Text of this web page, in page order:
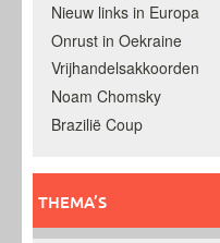
Nieuw links in Europa
Onrust in Oekraine
Vrijhandelsakkoorden
Noam Chomsky
Brazilië Coup
THEMA’S